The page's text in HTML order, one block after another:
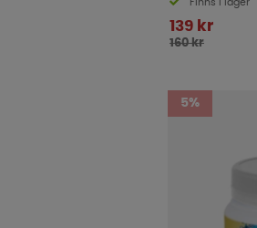
Finns i lager
139 kr
160 kr
5%